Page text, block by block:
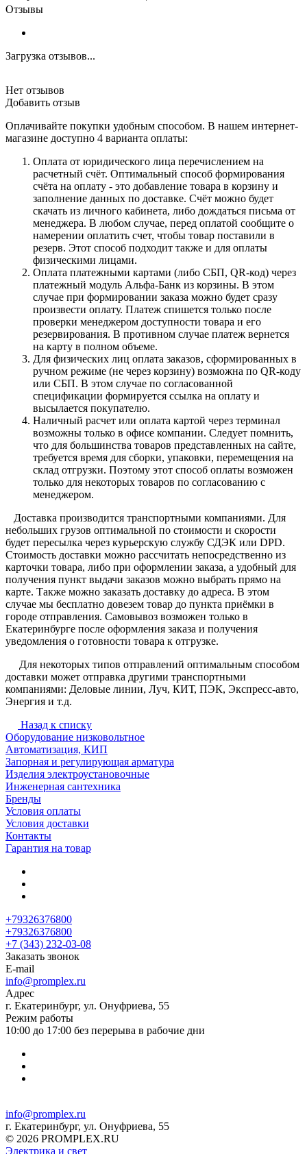
Отзывы
Загрузка отзывов...
Нет отзывов
Добавить отзыв
Оплачивайте покупки удобным способом. В нашем интернет-
магазине доступно 4 варианта оплаты:
Оплата от юридического лица перечислением на
расчетный счёт. Оптимальный способ формирования
счёта на оплату - это добавление товара в корзину и
заполнение данных по доставке. Счёт можно будет
скачать из личного кабинета, либо дождаться письма от
менеджера. В любом случае, перед оплатой сообщите о
намерении оплатить счет, чтобы товар поставили в
резерв. Этот способ подходит также и для оплаты
физическими лицами.
Оплата платежными картами (либо СБП, QR-код) через
платежный модуль Альфа-Банк из корзины. В этом
случае при формировании заказа можно будет сразу
произвести оплату. Платеж спишется только после
проверки менеджером доступности товара и его
резервирования. В противном случае платеж вернется
на карту в полном объеме.
Для физических лиц оплата заказов, сформированных в
ручном режиме (не через корзину) возможна по QR-коду
или СБП. В этом случае по согласованной
спецификации формируется ссылка на оплату и
высылается покупателю.
Наличный расчет или оплата картой через терминал
возможны только в офисе компании. Следует помнить,
что для большинства товаров представленных на сайте,
требуется время для сборки, упаковки, перемещения на
склад отгрузки. Поэтому этот способ оплаты возможен
только для некоторых товаров по согласованию с
менеджером.
Доставка производится транспортными компаниями. Для
небольших грузов оптимальной по стоимости и скорости
будет пересылка через курьерскую службу СДЭК или DPD.
Стоимость доставки можно рассчитать непосредственно из
карточки товара, либо при оформлении заказа, а удобный для
получения пункт выдачи заказов можно выбрать прямо на
карте. Также можно заказать доставку до адреса. В этом
случае мы бесплатно довезем товар до пункта приёмки в
городе отправления. Самовывоз возможен только в
Екатеринбурге после оформления заказа и получения
уведомления о готовности товара к отгрузке.
Для некоторых типов отправлений оптимальным способом
доставки может отправка другими транспортными
компаниями: Деловые линии, Луч, КИТ, ПЭК, Экспресс-авто,
Энергия и т.д.
Назад к списку
Оборудование низковольтное
Автоматизация, КИП
Запорная и регулирующая арматура
Изделия электроустановочные
Инженерная сантехника
Бренды
Условия оплаты
Условия доставки
Контакты
Гарантия на товар
+79326376800
+79326376800
+7 (343) 232-03-08
Заказать звонок
E-mail
info@promplex.ru
Адрес
г. Екатеринбург, ул. Онуфриева, 55
Режим работы
10:00 до 17:00 без перерыва в рабочие дни
info@promplex.ru
г. Екатеринбург, ул. Онуфриева, 55
© 2026 PROMPLEX.RU
Электрика и свет